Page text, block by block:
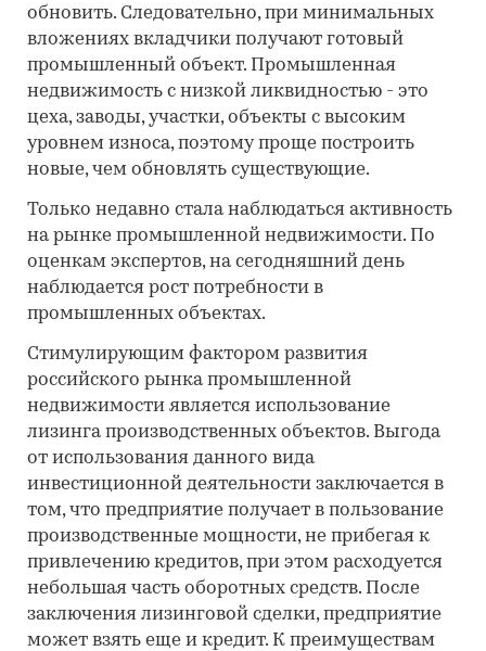
обновить. Следовательно, при минимальных
вложениях вкладчики получают готовый
промышленный объект. Промышленная
недвижимость с низкой ликвидностью - это
цеха, заводы, участки, объекты с высоким
уровнем износа, поэтому проще построить
новые, чем обновлять существующие.
Только недавно стала наблюдаться активность
на рынке промышленной недвижимости. По
оценкам экспертов, на сегодняшний день
наблюдается рост потребности в
промышленных объектах.
Стимулирующим фактором развития
российского рынка промышленной
недвижимости является использование
лизинга производственных объектов. Выгода
от использования данного вида
инвестиционной деятельности заключается в
том, что предприятие получает в пользование
производственные мощности, не прибегая к
привлечению кредитов, при этом расходуется
небольшая часть оборотных средств. После
заключения лизинговой сделки, предприятие
может взять еще и кредит. К преимуществам